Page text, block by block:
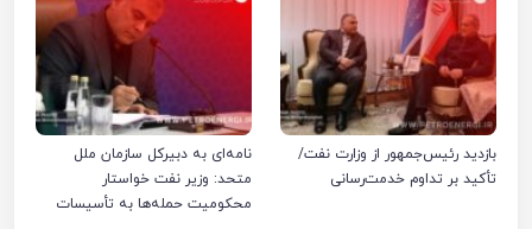
بازدید رئیس‌جمهور از وزارت نفت/
تأکید بر تداوم خدمت‌رسانی
نامه‌ای به دبیرکل سازمان ملل
متحد: وزیر نفت خواستار
محکومیت حمله‌ها به تأسیسات